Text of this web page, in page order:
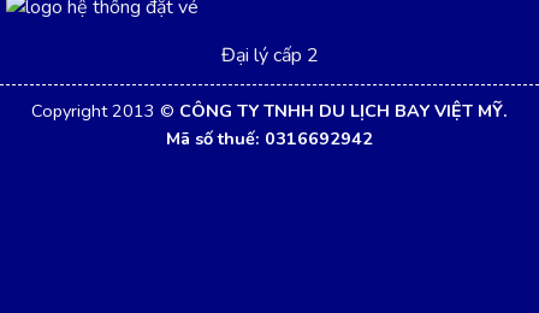
Đại lý cấp 2
Copyright 2013 © CÔNG TY TNHH DU LỊCH BAY VIỆT MỸ.
Mã số thuế: 0316692942